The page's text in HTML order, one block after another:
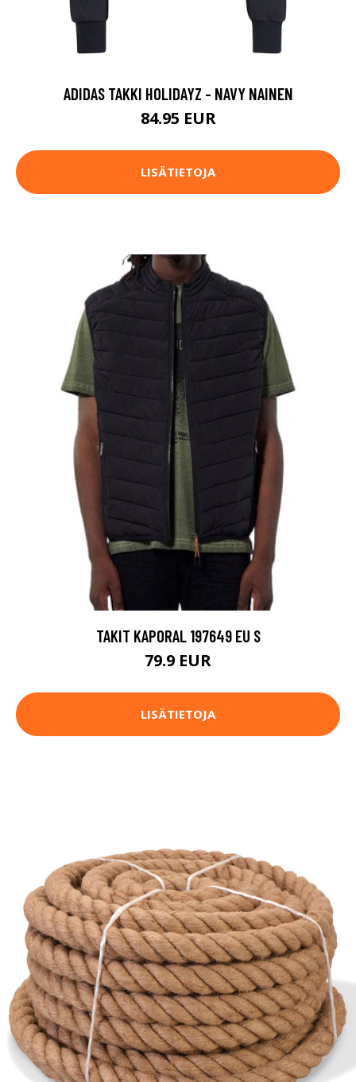
ADIDAS TAKKI HOLIDAYZ - NAVY NAINEN
84.95 EUR
LISÄTIETOJA
TAKIT KAPORAL 197649 EU S
79.9 EUR
LISÄTIETOJA